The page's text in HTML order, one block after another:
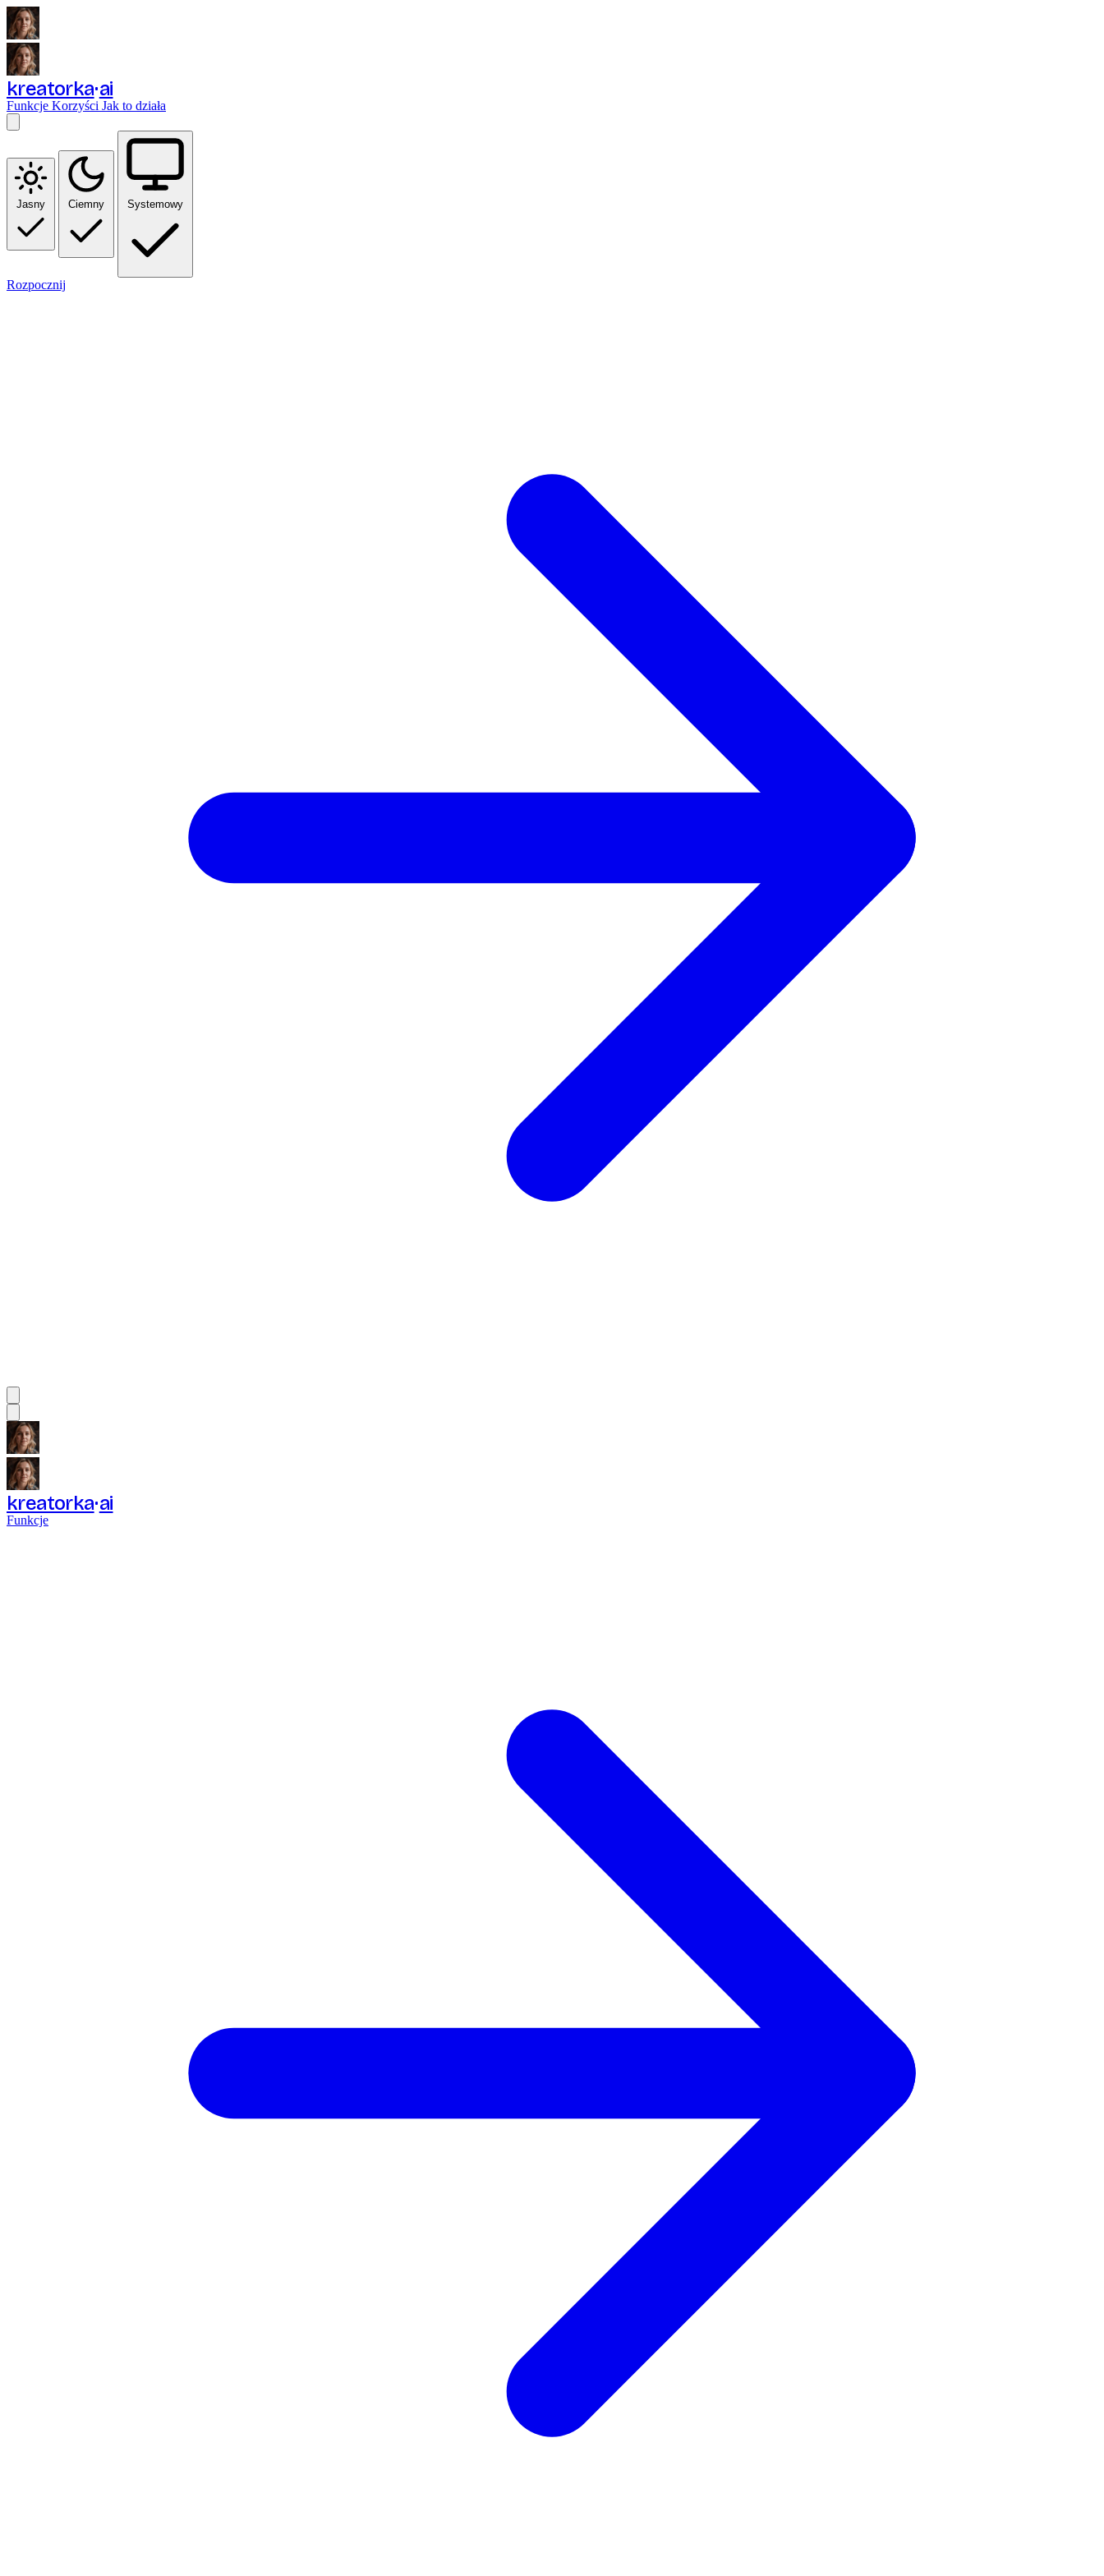
kreatorka ai
Funkcje Korzyści Jak to działa
Jasny Ciemny Systemowy
Rozpocznij
kreatorka ai
Funkcje